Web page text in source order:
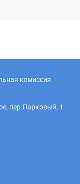
комиссия
пер.Парковый, 1